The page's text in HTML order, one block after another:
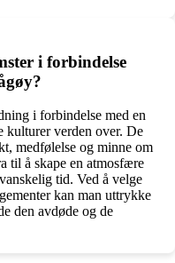
i forbindelse
i forbindelse med en
kulturer verden over. De
medfølelse og minne om
til å skape en atmosfære
tid. Ved å velge
kan man uttrykke
den avdøde og de